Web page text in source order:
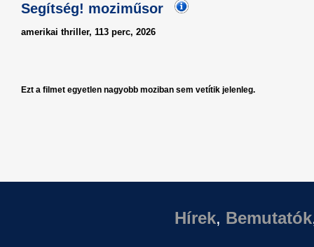
Segítség! moziműsor
amerikai thriller, 113 perc, 2026
Ezt a filmet egyetlen nagyobb moziban sem vetítik jelenleg.
Hírek, Bemutatók